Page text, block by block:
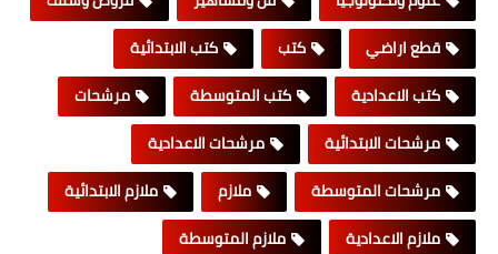
قطع اراضي
كتب
كتب الابتدائية
كتب الاعدادية
كتب المتوسطة
مرشحات
مرشحات الابتدائية
مرشحات الاعدادية
مرشحات المتوسطة
ملازم
ملازم الابتدائية
ملازم الاعدادية
ملازم المتوسطة